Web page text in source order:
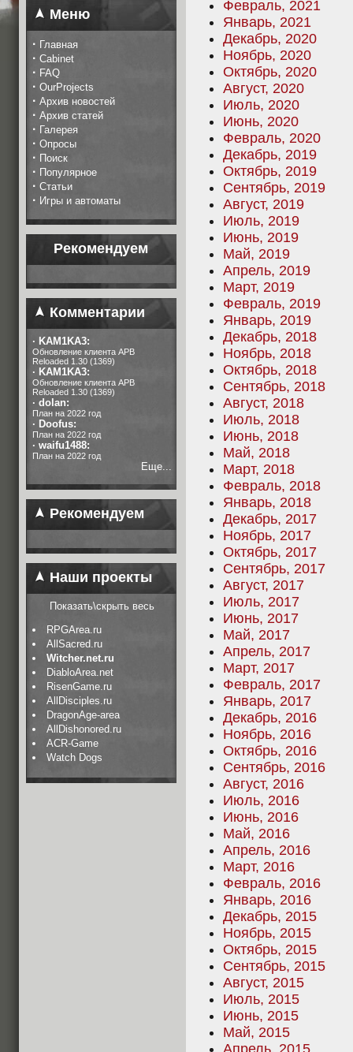
Меню
· Главная
· Cabinet
· FAQ
· OurProjects
· Архив новостей
· Архив статей
· Галерея
· Опросы
· Поиск
· Популярное
· Статьи
· Игры и автоматы
Рекомендуем
Комментарии
· KAM1KA3:
Обновление клиента APB
Reloaded 1.30 (1369)
· KAM1KA3:
Обновление клиента APB
Reloaded 1.30 (1369)
· dolan:
План на 2022 год
· Doofus:
План на 2022 год
· waifu1488:
План на 2022 год
Еще...
Рекомендуем
Наши проекты
Показать\скрыть весь
RPGArea.ru
AllSacred.ru
Witcher.net.ru
DiabloArea.net
RisenGame.ru
AllDisciples.ru
DragonAge-area
AllDishonored.ru
ACR-Game
Watch Dogs
Февраль, 2021
Январь, 2021
Декабрь, 2020
Ноябрь, 2020
Октябрь, 2020
Август, 2020
Июль, 2020
Июнь, 2020
Февраль, 2020
Декабрь, 2019
Октябрь, 2019
Сентябрь, 2019
Август, 2019
Июль, 2019
Июнь, 2019
Май, 2019
Апрель, 2019
Март, 2019
Февраль, 2019
Январь, 2019
Декабрь, 2018
Ноябрь, 2018
Октябрь, 2018
Сентябрь, 2018
Август, 2018
Июль, 2018
Июнь, 2018
Май, 2018
Март, 2018
Февраль, 2018
Январь, 2018
Декабрь, 2017
Ноябрь, 2017
Октябрь, 2017
Сентябрь, 2017
Август, 2017
Июль, 2017
Июнь, 2017
Май, 2017
Апрель, 2017
Март, 2017
Февраль, 2017
Январь, 2017
Декабрь, 2016
Ноябрь, 2016
Октябрь, 2016
Сентябрь, 2016
Август, 2016
Июль, 2016
Июнь, 2016
Май, 2016
Апрель, 2016
Март, 2016
Февраль, 2016
Январь, 2016
Декабрь, 2015
Ноябрь, 2015
Октябрь, 2015
Сентябрь, 2015
Август, 2015
Июль, 2015
Июнь, 2015
Май, 2015
Апрель, 2015